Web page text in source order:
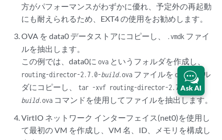
方がパフォーマンスがわずかに優れ、予定外の再起動
にも耐えられるため、EXT4 の使用をお勧めします。
OVA を data0 データストアにコピーし、
.vmdk ファイ
ルを抽出します。
この例では、data0にova というフォルダを作成し、
routing-director-2.7.0-build.ova ファイルをovaフォル
ダにコピーし、 tar -xvf routing-director-2.7.0-
build.ova コマンドを使用してファイルを抽出します。
VirtIO ネットワーク インターフェイス(net0)を使用し
て最初の VM を作成し、VM 名、ID、メモリを構成し
Ask AI